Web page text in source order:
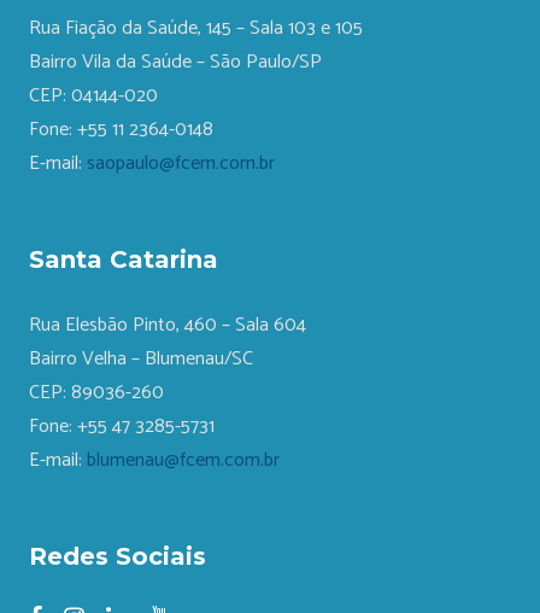
Rua Fiação da Saúde, 145 – Sala 103 e 105
Bairro Vila da Saúde – São Paulo/SP
CEP: 04144-020
Fone: +55 11 2364-0148
E-mail: saopaulo@fcem.com.br
Santa Catarina
Rua Elesbão Pinto, 460 – Sala 604
Bairro Velha – Blumenau/SC
CEP: 89036-260
Fone: +55 47 3285-5731
E-mail: blumenau@fcem.com.br
Redes Sociais